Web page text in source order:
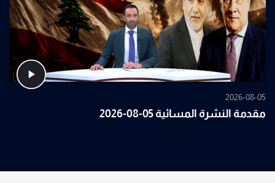
2026-08-05
مقدمة النشرة المسائية 05-08-2026